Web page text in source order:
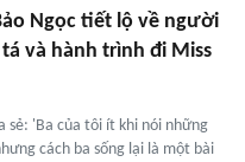
Ngọc tiết lộ về người
và hành trình đi Miss
sẻ: 'Ba của tôi ít khi nói những
cách ba sống lại là một bài